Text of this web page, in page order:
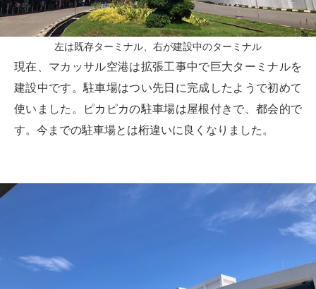
左は既存ターミナル、右が建設中のターミナル
現在、マカッサル空港は拡張工事中で巨大ターミナルを
建設中です。駐車場はつい先日に完成したようで初めて
使いました。ピカピカの駐車場は屋根付きで、都会的で
す。今までの駐車場とは桁違いに良くなりました。